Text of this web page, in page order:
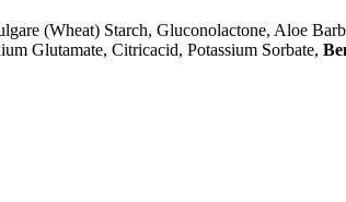
(Wheat) Starch, Gluconolactone, Aloe
Glutamate, Citricacid, Potassium Sorbate,